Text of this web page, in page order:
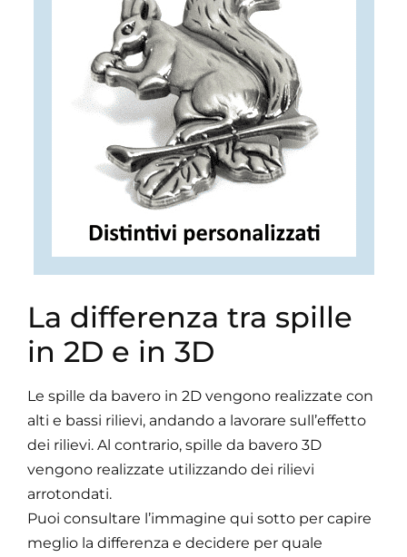
La differenza tra spille
in 2D e in 3D
Le spille da bavero in 2D vengono realizzate con
alti e bassi rilievi, andando a lavorare sull’effetto
dei rilievi. Al contrario, spille da bavero 3D
vengono realizzate utilizzando dei rilievi
arrotondati.
Puoi consultare l’immagine qui sotto per capire
meglio la differenza e decidere per quale